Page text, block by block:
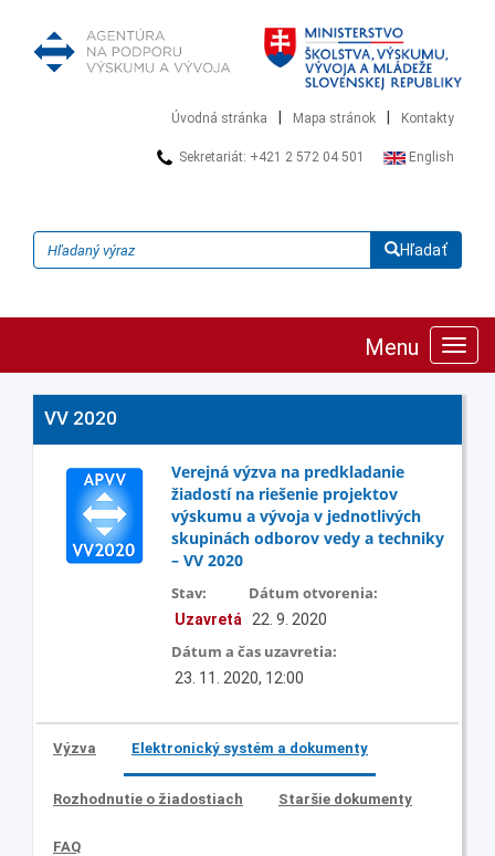
Úvodná stránka Mapa stránok Kontakty
Sekretariát: +421 2 572 04 501 English
Hľadať
Menu
VV 2020
Verejná výzva na predkladanie
žiadostí na riešenie projektov
výskumu a vývoja v jednotlivých
skupinách odborov vedy a techniky
– VV 2020
Stav:
Uzavretá
Dátum otvorenia:
22. 9. 2020
Dátum a čas uzavretia:
23. 11. 2020, 12:00
Výzva Elektronický systém a dokumenty
Rozhodnutie o žiadostiach Staršie dokumenty
FAQ